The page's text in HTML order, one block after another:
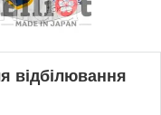
відбілювання